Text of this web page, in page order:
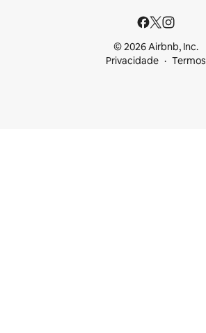
© 2026 Airbnb, Inc.
Privacidade
Termos